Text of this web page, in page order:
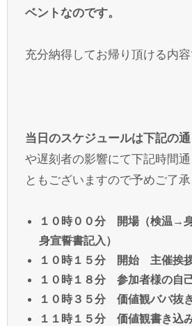
ベントなのです。
充分納得してお帰り頂ける内容
当日のスケジュールは下記の
や遅刻者の影響にて下記時間
ともございますので予めご了承
１０時００分 開場（検温→
身宣誓書記入）
１０時１５分 開始 主催挨
１０時１８分 参加者様の自
１０時３５分 価値観ババ抜
１１時１５分 価値観書き込